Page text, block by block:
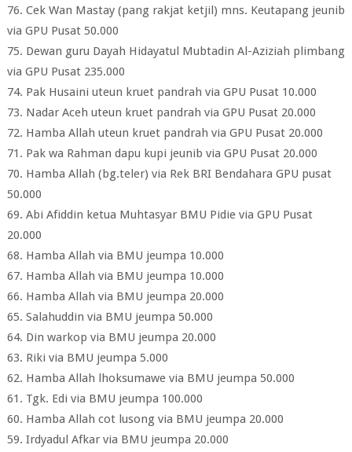
76. Cek Wan Mastay (pang rakjat ketjil) mns. Keutapang jeunib
via GPU Pusat 50.000
75. Dewan guru Dayah Hidayatul Mubtadin Al-Aziziah plimbang
via GPU Pusat 235.000
74. Pak Husaini uteun kruet pandrah via GPU Pusat 10.000
73. Nadar Aceh uteun kruet pandrah via GPU Pusat 20.000
72. Hamba Allah uteun kruet pandrah via GPU Pusat 20.000
71. Pak wa Rahman dapu kupi jeunib via GPU Pusat 20.000
70. Hamba Allah (bg.teler) via Rek BRI Bendahara GPU pusat
50.000
69. Abi Afiddin ketua Muhtasyar BMU Pidie via GPU Pusat
20.000
68. Hamba Allah via BMU jeumpa 10.000
67. Hamba Allah via BMU jeumpa 10.000
66. Hamba Allah via BMU jeumpa 20.000
65. Salahuddin via BMU jeumpa 50.000
64. Din warkop via BMU jeumpa 20.000
63. Riki via BMU jeumpa 5.000
62. Hamba Allah lhoksumawe via BMU jeumpa 50.000
61. Tgk. Edi via BMU jeumpa 100.000
60. Hamba Allah cot lusong via BMU jeumpa 20.000
59. Irdyadul Afkar via BMU jeumpa 20.000